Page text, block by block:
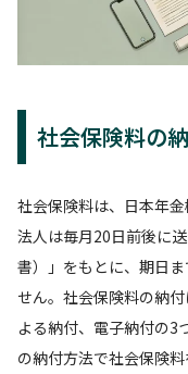
社会保険料の
社会保険料は、日本年金
法人は毎月20日前後に
書）」をもとに、期日
せん。社会保険料の納
よる納付、電子納付の3
の納付方法で社会保険